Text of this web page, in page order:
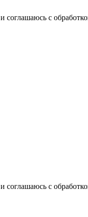
и соглашаюсь с
и соглашаюсь с